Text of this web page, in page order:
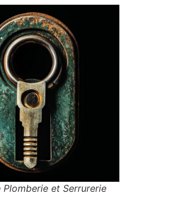
Plomberie et Serrurerie